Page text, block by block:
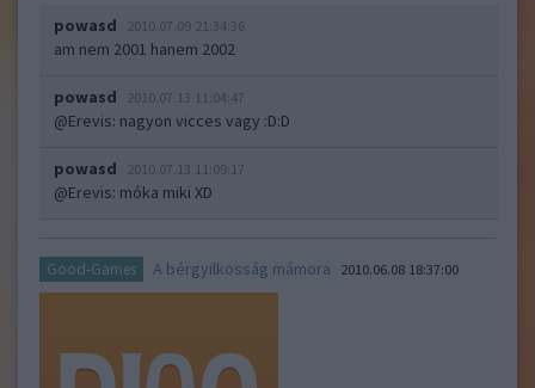
powasd 2010.07.09 21:34:36
am nem 2001 hanem 2002
powasd 2010.07.13 11:04:47
@Erevis: nagyon vicces vagy :D:D
powasd 2010.07.13 11:09:17
@Erevis: móka miki XD
Good-Games A bérgyilkosság mámora 2010.06.08 18:37:00